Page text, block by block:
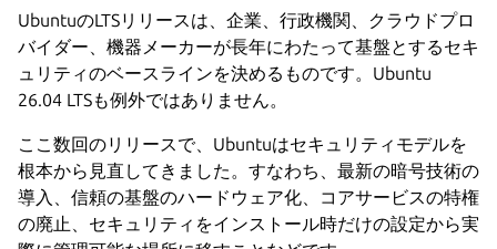
UbuntuのLTSリリースは、企業、行政機関、クラウドプロ
バイダー、機器メーカーが長年にわたって基盤とするセキ
ュリティのベースラインを決めるものです。Ubuntu
26.04 LTSも例外ではありません。
ここ数回のリリースで、Ubuntuはセキュリティモデルを
根本から見直してきました。すなわち、最新の暗号技術の
導入、信頼の基盤のハードウェア化、コアサービスの特権
の廃止、セキュリティをインストール時だけの設定から実